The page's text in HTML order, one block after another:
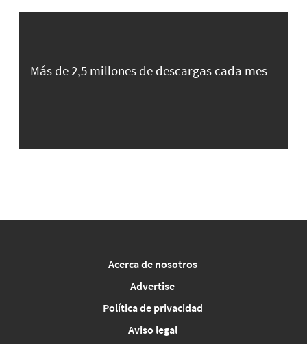
Más de 2,5 millones de descargas cada mes
Acerca de nosotros
Advertise
Política de privacidad
Aviso legal